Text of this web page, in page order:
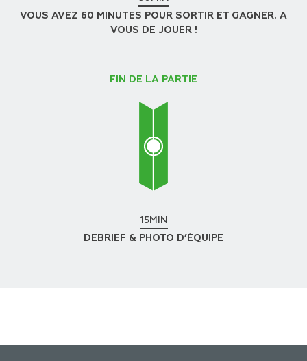
VOUS AVEZ 60 MINUTES POUR SORTIR ET GAGNER. A
VOUS DE JOUER !
FIN DE LA PARTIE
15MIN
DEBRIEF & PHOTO D’ÉQUIPE